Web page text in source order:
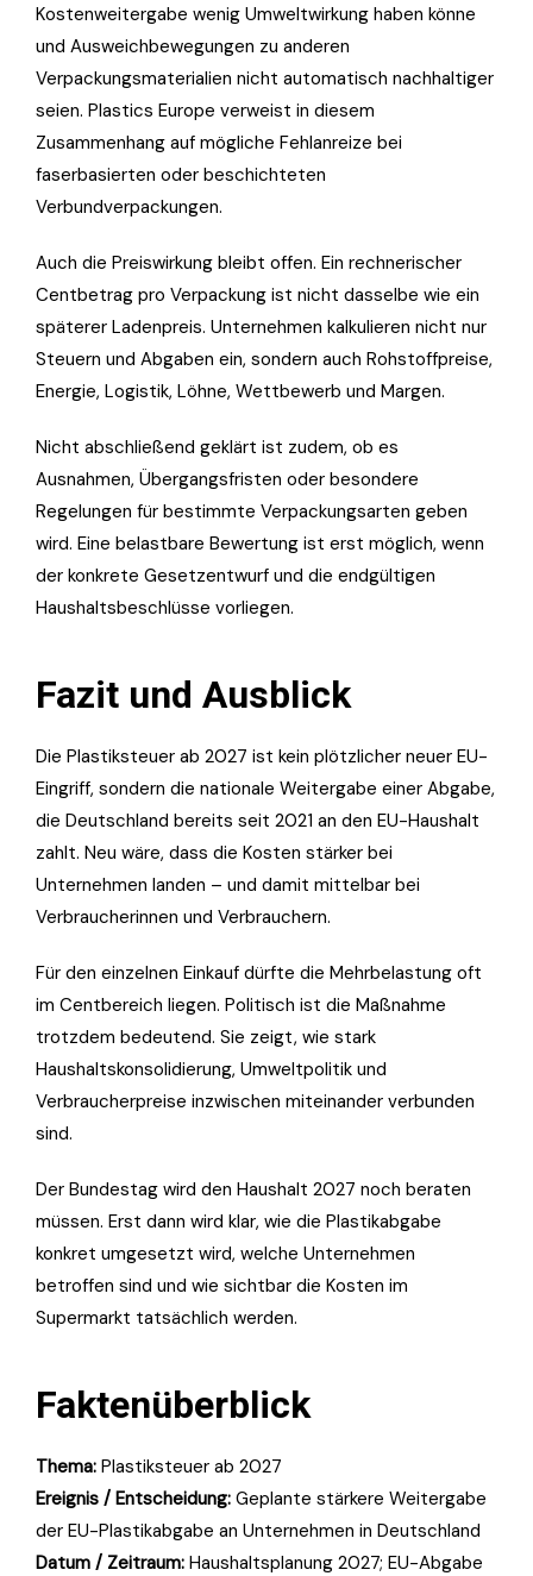
Kostenweitergabe wenig Umweltwirkung haben könne
und Ausweichbewegungen zu anderen
Verpackungsmaterialien nicht automatisch nachhaltiger
seien. Plastics Europe verweist in diesem
Zusammenhang auf mögliche Fehlanreize bei
faserbasierten oder beschichteten
Verbundverpackungen.
Auch die Preiswirkung bleibt offen. Ein rechnerischer
Centbetrag pro Verpackung ist nicht dasselbe wie ein
späterer Ladenpreis. Unternehmen kalkulieren nicht nur
Steuern und Abgaben ein, sondern auch Rohstoffpreise,
Energie, Logistik, Löhne, Wettbewerb und Margen.
Nicht abschließend geklärt ist zudem, ob es
Ausnahmen, Übergangsfristen oder besondere
Regelungen für bestimmte Verpackungsarten geben
wird. Eine belastbare Bewertung ist erst möglich, wenn
der konkrete Gesetzentwurf und die endgültigen
Haushaltsbeschlüsse vorliegen.
Fazit und Ausblick
Die Plastiksteuer ab 2027 ist kein plötzlicher neuer EU-
Eingriff, sondern die nationale Weitergabe einer Abgabe,
die Deutschland bereits seit 2021 an den EU-Haushalt
zahlt. Neu wäre, dass die Kosten stärker bei
Unternehmen landen – und damit mittelbar bei
Verbraucherinnen und Verbrauchern.
Für den einzelnen Einkauf dürfte die Mehrbelastung oft
im Centbereich liegen. Politisch ist die Maßnahme
trotzdem bedeutend. Sie zeigt, wie stark
Haushaltskonsolidierung, Umweltpolitik und
Verbraucherpreise inzwischen miteinander verbunden
sind.
Der Bundestag wird den Haushalt 2027 noch beraten
müssen. Erst dann wird klar, wie die Plastikabgabe
konkret umgesetzt wird, welche Unternehmen
betroffen sind und wie sichtbar die Kosten im
Supermarkt tatsächlich werden.
Faktenüberblick
Thema: Plastiksteuer ab 2027
Ereignis / Entscheidung: Geplante stärkere Weitergabe
der EU-Plastikabgabe an Unternehmen in Deutschland
Datum / Zeitraum: Haushaltsplanung 2027; EU-Abgabe